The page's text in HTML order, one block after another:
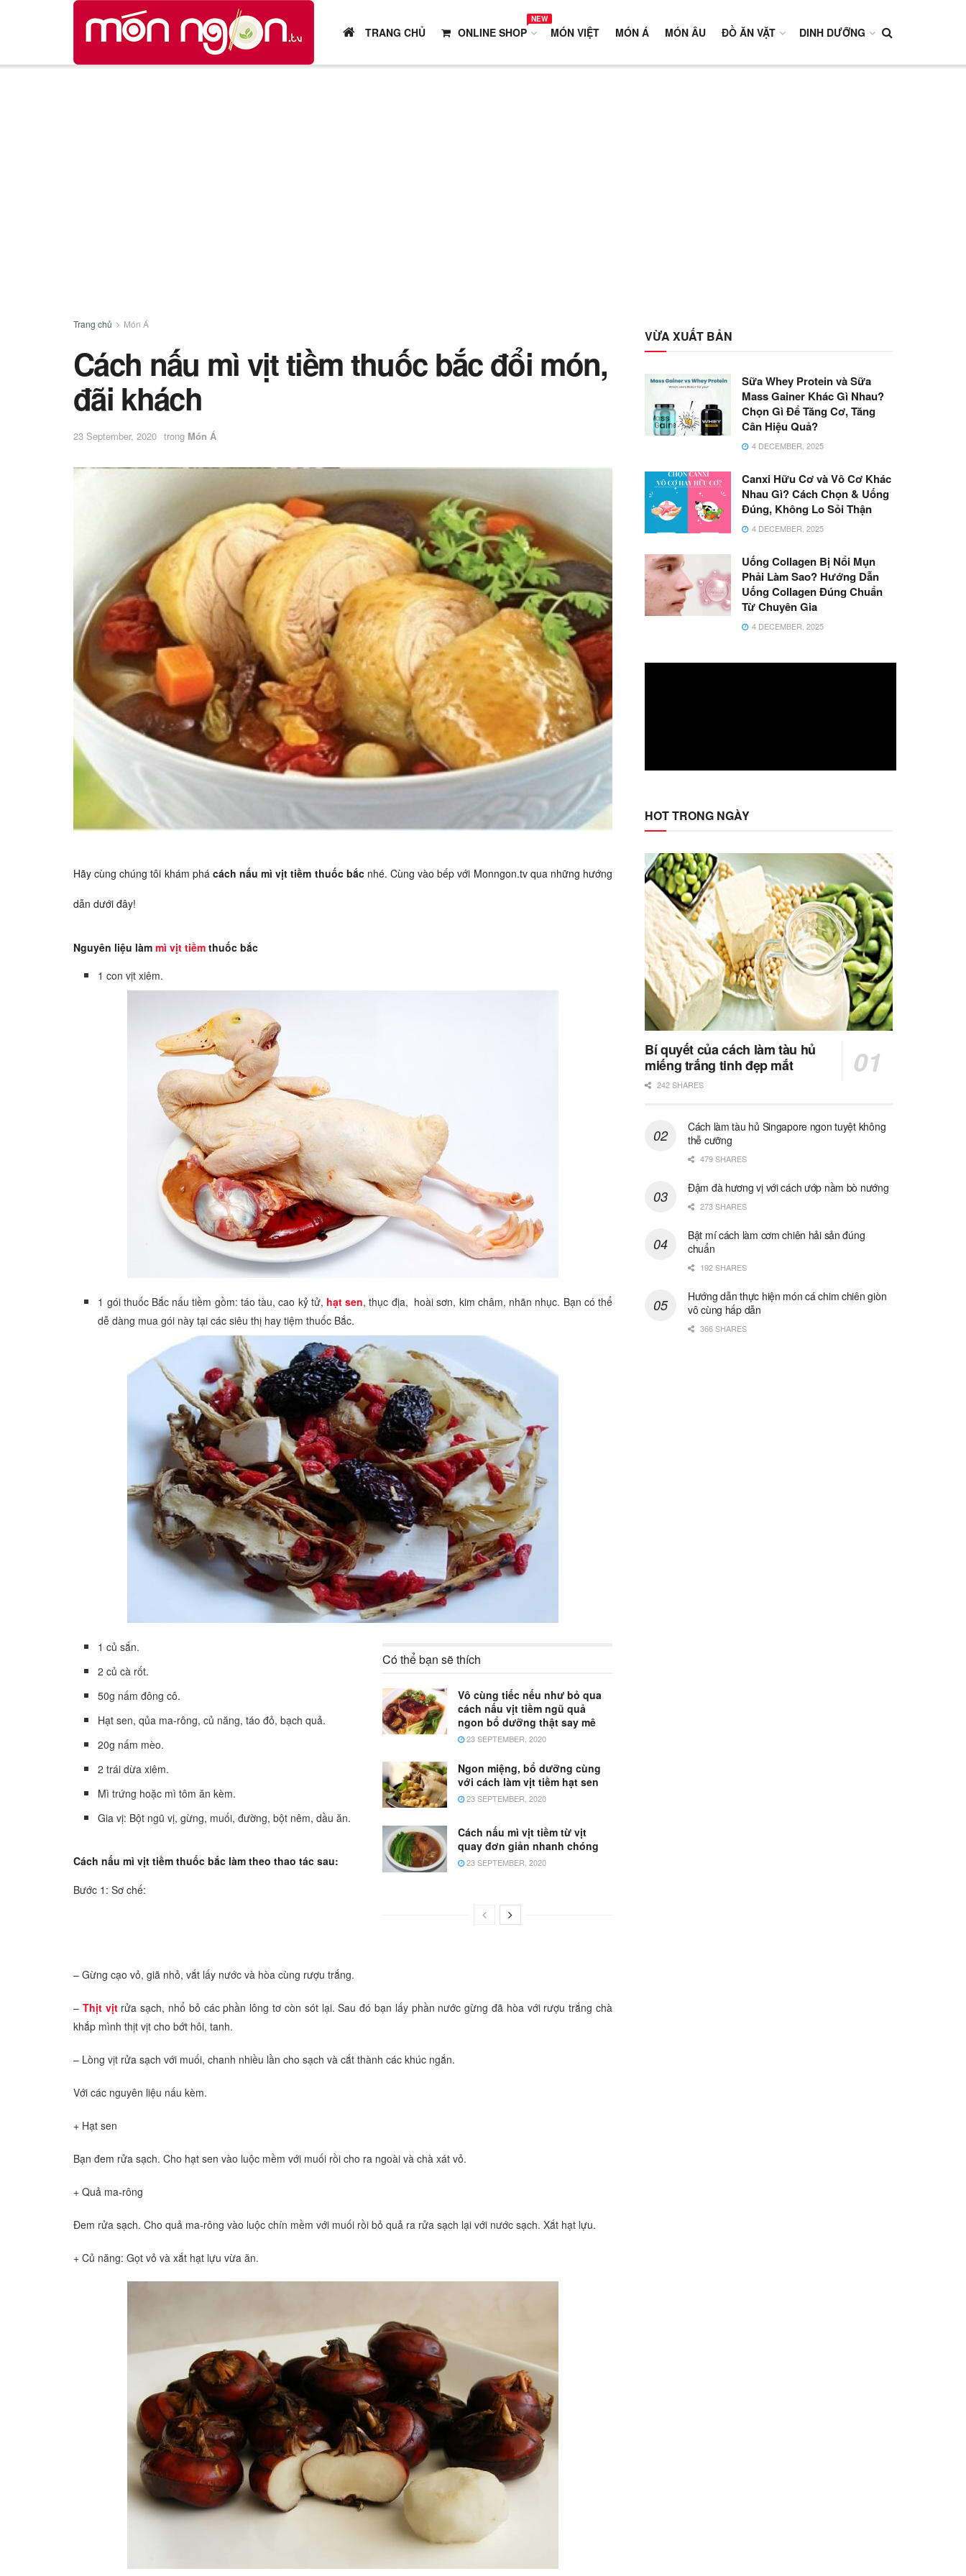
TRANG CHỦ ONLINE SHOP
NEW
MÓN VIỆT MÓN Á MÓN ÂU ĐỒ ĂN VẶT DINH DƯỠNG
Trang chủ Món Á
Cách nấu mì vịt tiềm thuốc bắc đổi món,
đãi khách
23 September, 2020 trong Món Á
Hãy cùng chúng tôi khám phá cách nấu mì vịt tiềm thuốc bắcnhé. Cùng vào bếp với Monngon.tv qua những hướng
dẫn dưới đây!
Nguyên liệu làm mì vịt tiềm thuốc bắc
1 con vịt xiêm.
1 gói thuốc Bắc nấu tiềm gồm: táo tàu, cao kỷ tử, hạt sen, thục địa, hoài sơn, kim châm, nhãn nhục. Bạn có thể
dễ dàng mua gói này tại các siêu thị hay tiệm thuốc Bắc.
Có thể bạn sẽ thích
Vô cùng tiếc nếu như bỏ qua
cách nấu vịt tiềm ngũ quả
ngon bổ dưỡng thật say mê
23 SEPTEMBER, 2020
Ngon miệng, bổ dưỡng cùng
với cách làm vịt tiềm hạt sen
23 SEPTEMBER, 2020
Cách nấu mì vịt tiềm từ vịt
quay đơn giản nhanh chóng
23 SEPTEMBER, 2020
1 củ sắn.
2 củ cà rốt.
50g nấm đông cô.
Hạt sen, qủa ma-rông, củ năng, táo đỏ, bạch quả.
20g nấm mèo.
2 trái dừa xiêm.
Mì trứng hoặc mì tôm ăn kèm.
Gia vị: Bột ngũ vị, gừng, muối, đường, bột nêm, dầu ăn.
Cách nấu mì vịt tiềm thuốc bắc làm theo thao tác sau:
Bước 1: Sơ chế:
– Gừng cạo vỏ, giã nhỏ, vắt lấy nước và hòa cùng rượu trắng.
– Thịt vịtrửa sạch, nhổ bỏ các phần lông tơ còn sót lại. Sau đó bạn lấy phần nước gừng đã hòa với rượu trắng chà
khắp mình thịt vịt cho bớt hôi, tanh.
– Lòng vịt rửa sạch với muối, chanh nhiều lần cho sạch và cắt thành các khúc ngắn.
Với các nguyên liệu nấu kèm.
+ Hạt sen
Bạn đem rửa sạch. Cho hạt sen vào luộc mềm với muối rồi cho ra ngoài và chà xát vỏ.
+ Quả ma-rông
Đem rửa sạch. Cho quả ma-rông vào luộc chín mềm với muối rồi bỏ quả ra rửa sạch lại với nước sạch. Xắt hạt lựu.
+ Củ năng: Gọt vỏ và xắt hạt lựu vừa ăn.
VỪA XUẤT BẢN
Sữa Whey Protein và Sữa
Mass Gainer Khác Gì Nhau?
Chọn Gì Để Tăng Cơ, Tăng
Cân Hiệu Quả?
4 DECEMBER, 2025
Canxi Hữu Cơ và Vô Cơ Khác
Nhau Gì? Cách Chọn & Uống
Đúng, Không Lo Sỏi Thận
4 DECEMBER, 2025
Uống Collagen Bị Nổi Mụn
Phải Làm Sao? Hướng Dẫn
Uống Collagen Đúng Chuẩn
Từ Chuyên Gia
4 DECEMBER, 2025
HOT TRONG NGÀY
Bí quyết của cách làm tàu hủ
miếng trắng tinh đẹp mắt
242 SHARES
Cách làm tàu hủ Singapore ngon tuyệt không
thễ cưỡng
479 SHARES
Đậm đà hương vị với cách ướp nầm bò nướng
273 SHARES
Bật mí cách làm cơm chiên hải sản đúng
chuẩn
192 SHARES
Hướng dẫn thực hiện món cá chim chiên giòn
vô cùng hấp dẫn
366 SHARES